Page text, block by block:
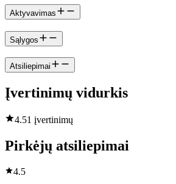
Aktyvavimas
Sąlygos
Atsiliepimai
Įvertinimų vidurkis
4.51 įvertinimų
Pirkėjų atsiliepimai
4.5